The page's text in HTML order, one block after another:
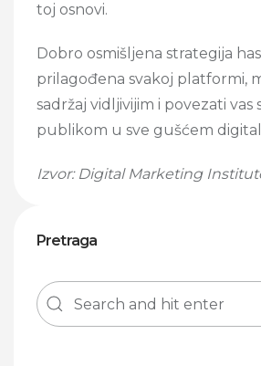
toj osnovi.
Dobro osmišljena strategija
prilagođena svakoj platformi,
sadržaj vidljivijim i povezati vas
publikom u sve gušćem
Izvor: Digital Marketing
Pretraga